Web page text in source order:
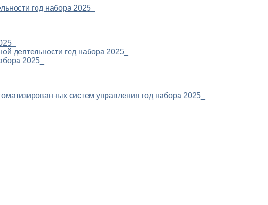
год набора 2025_
год набора 2025_
2025_
систем управления год набора 2025_